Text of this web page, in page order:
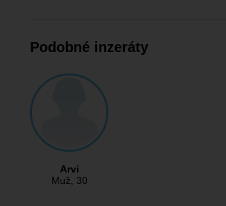
Podobné inzeráty
Arvi
Muž, 30